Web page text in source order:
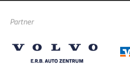
Partner